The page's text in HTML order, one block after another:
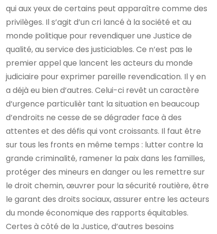
qui aux yeux de certains peut apparaître comme des
privilèges. Il s’agit d’un cri lancé à la société et au
monde politique pour revendiquer une Justice de
qualité, au service des justiciables. Ce n’est pas le
premier appel que lancent les acteurs du monde
judiciaire pour exprimer pareille revendication. Il y en
a déjà eu bien d’autres. Celui-ci revêt un caractère
d’urgence particulièr tant la situation en beaucoup
d’endroits ne cesse de se dégrader face à des
attentes et des défis qui vont croissants. Il faut être
sur tous les fronts en même temps : lutter contre la
grande criminalité, ramener la paix dans les familles,
protéger des mineurs en danger ou les remettre sur
le droit chemin, œuvrer pour la sécurité routière, être
le garant des droits sociaux, assurer entre les acteurs
du monde économique des rapports équitables.
Certes à côté de la Justice, d’autres besoins